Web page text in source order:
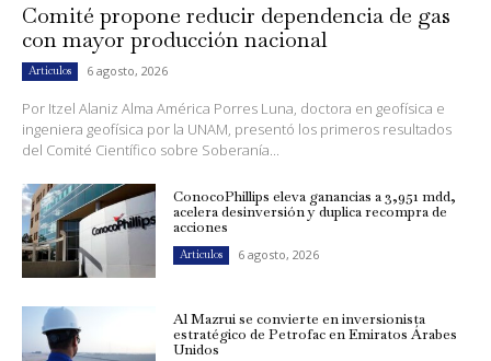
Comité propone reducir dependencia de gas
con mayor producción nacional
Artículos 6 agosto, 2026
Por Itzel Alaniz Alma América Porres Luna, doctora en geofísica e
ingeniera geofísica por la UNAM, presentó los primeros resultados
del Comité Científico sobre Soberanía...
ConocoPhillips eleva ganancias a 3,951 mdd,
acelera desinversión y duplica recompra de
acciones
Artículos 6 agosto, 2026
Al Mazrui se convierte en inversionista
estratégico de Petrofac en Emiratos Árabes
Unidos